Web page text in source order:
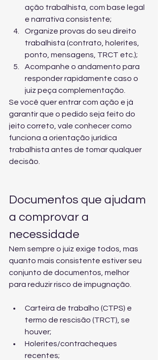
ação trabalhista, com base legal
e narrativa consistente;
Organize provas do seu direito
trabalhista (contrato, holerites,
ponto, mensagens, TRCT etc.);
Acompanhe o andamento para
responder rapidamente caso o
juiz peça complementação.
Se você quer entrar com ação e já
garantir que o pedido seja feito do
jeito correto, vale conhecer como
funciona a orientação jurídica
trabalhista antes de tomar qualquer
decisão.
Documentos que ajudam
a comprovar a
necessidade
Nem sempre o juiz exige todos, mas
quanto mais consistente estiver seu
conjunto de documentos, melhor
para reduzir risco de impugnação.
Carteira de trabalho (CTPS) e
termo de rescisão (TRCT), se
houver;
Holerites/contracheques
recentes;